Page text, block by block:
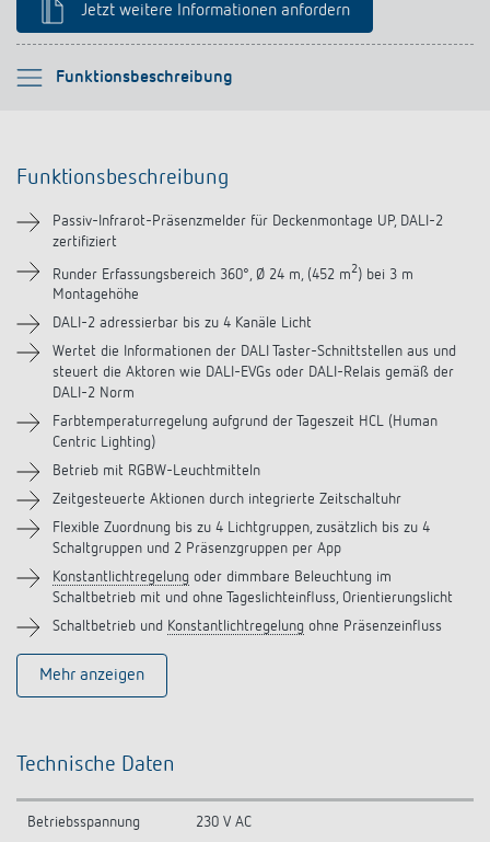
Jetzt weitere Informationen anfordern
Funktionsbeschreibung
Bitte auswählen
Technische Informationen
Downloads
Videos
Zubehör
Ähnliche Produkte
Funktionsbeschreibung
Passiv-Infrarot-Präsenzmelder für Deckenmontage UP, DALI-2
zertifiziert
Runder Erfassungsbereich 360°, Ø 24 m, (452 m2) bei 3 m
Montagehöhe
DALI-2 adressierbar bis zu 4 Kanäle Licht
Wertet die Informationen der DALI Taster-Schnittstellen aus und
steuert die Aktoren wie DALI-EVGs oder DALI-Relais gemäß der
DALI-2 Norm
Farbtemperaturregelung aufgrund der Tageszeit HCL (Human
Centric Lighting)
Betrieb mit RGBW-Leuchtmitteln
Zeitgesteuerte Aktionen durch integrierte Zeitschaltuhr
Flexible Zuordnung bis zu 4 Lichtgruppen, zusätzlich bis zu 4
Schaltgruppen und 2 Präsenzgruppen per App
Konstantlichtregelung oder dimmbare Beleuchtung im
Schaltbetrieb mit und ohne Tageslichteinfluss, Orientierungslicht
Schaltbetrieb und Konstantlichtregelung ohne Präsenzeinfluss
Mehr anzeigen
Technische Daten
Betriebsspannung 230 V AC